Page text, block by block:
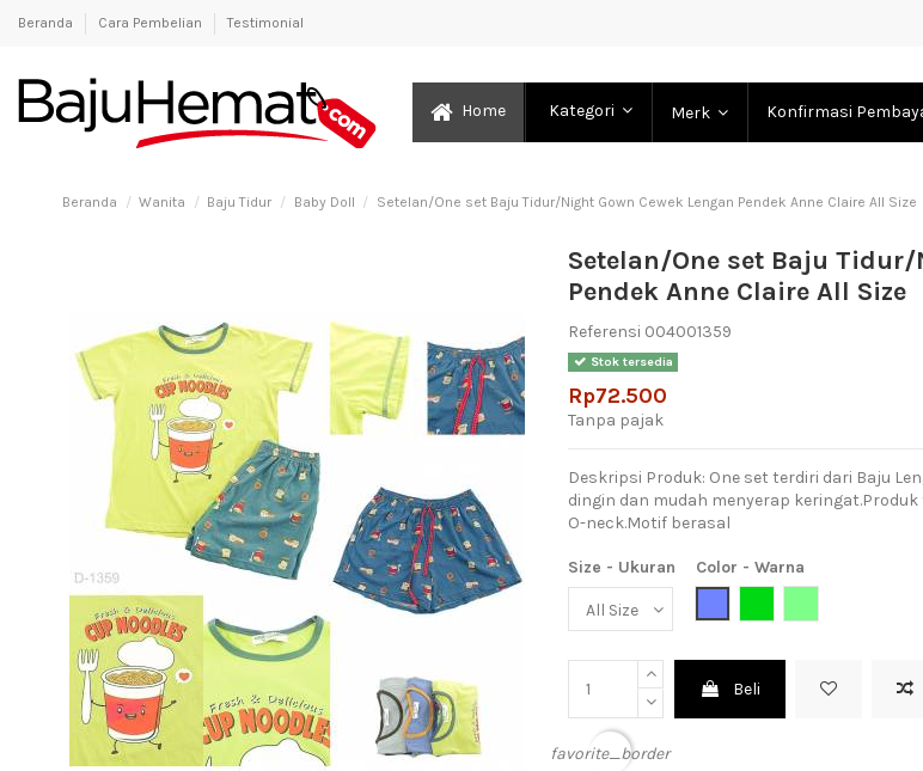
Beranda Cara Pembelian Testimonial
Home Kategori Merk Konfirmasi
Beranda Wanita Baju Tidur Baby Doll Setelan/One set Baju Tidur/Night Gown Cewek Lengan Pendek Anne Claire All Size
Setelan/One set Baju
Pendek Anne Claire All Size
Referensi 004001359
Stok tersedia
Rp72.500
Tanpa pajak
Deskripsi Produk: One set terdiri dari Baju
dingin dan mudah menyerap
O-neck.Motif berasal
Size - Ukuran
Color - Warna
Beli
favorite_border